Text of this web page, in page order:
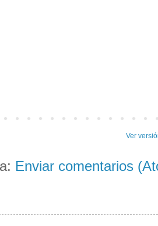
Ver
Enviar comentarios